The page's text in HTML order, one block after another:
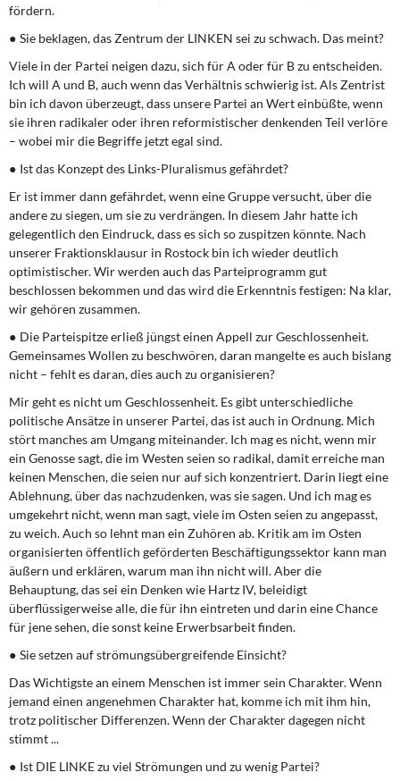
fördern.
● Sie beklagen, das Zentrum der LINKEN sei zu schwach. Das meint?
Viele in der Partei neigen dazu, sich für A oder für B zu entscheiden.
Ich will A und B, auch wenn das Verhältnis schwierig ist. Als Zentrist
bin ich davon überzeugt, dass unsere Partei an Wert einbüßte, wenn
sie ihren radikaler oder ihren reformistischer denkenden Teil verlöre
– wobei mir die Begriffe jetzt egal sind.
● Ist das Konzept des Links-Pluralismus gefährdet?
Er ist immer dann gefährdet, wenn eine Gruppe versucht, über die
andere zu siegen, um sie zu verdrängen. In diesem Jahr hatte ich
gelegentlich den Eindruck, dass es sich so zuspitzen könnte. Nach
unserer Fraktionsklausur in Rostock bin ich wieder deutlich
optimistischer. Wir werden auch das Parteiprogramm gut
beschlossen bekommen und das wird die Erkenntnis festigen: Na klar,
wir gehören zusammen.
● Die Parteispitze erließ jüngst einen Appell zur Geschlossenheit.
Gemeinsames Wollen zu beschwören, daran mangelte es auch bislang
nicht – fehlt es daran, dies auch zu organisieren?
Mir geht es nicht um Geschlossenheit. Es gibt unterschiedliche
politische Ansätze in unserer Partei, das ist auch in Ordnung. Mich
stört manches am Umgang miteinander. Ich mag es nicht, wenn mir
ein Genosse sagt, die im Westen seien so radikal, damit erreiche man
keinen Menschen, die seien nur auf sich konzentriert. Darin liegt eine
Ablehnung, über das nachzudenken, was sie sagen. Und ich mag es
umgekehrt nicht, wenn man sagt, viele im Osten seien zu angepasst,
zu weich. Auch so lehnt man ein Zuhören ab. Kritik am im Osten
organisierten öffentlich geförderten Beschäftigungssektor kann man
äußern und erklären, warum man ihn nicht will. Aber die
Behauptung, das sei ein Denken wie Hartz IV, beleidigt
überflüssigerweise alle, die für ihn eintreten und darin eine Chance
für jene sehen, die sonst keine Erwerbsarbeit finden.
● Sie setzen auf strömungsübergreifende Einsicht?
Das Wichtigste an einem Menschen ist immer sein Charakter. Wenn
jemand einen angenehmen Charakter hat, komme ich mit ihm hin,
trotz politischer Differenzen. Wenn der Charakter dagegen nicht
stimmt ...
● Ist DIE LINKE zu viel Strömungen und zu wenig Partei?